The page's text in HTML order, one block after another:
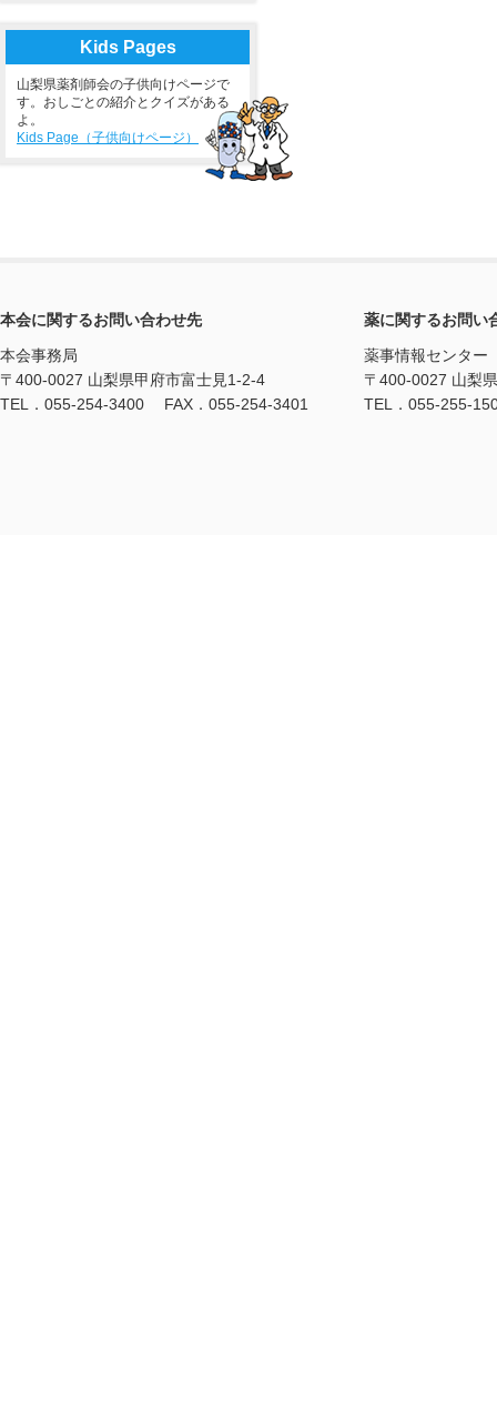
Kids Pages
山梨県薬剤師会の子供向けページで
す。おしごとの紹介とクイズがある
よ。
Kids Page（子供向けページ）
本会に関するお問い合わせ先
本会事務局
〒400-0027 山梨県甲府市富士見1-2-4
TEL．055-254-3400 FAX．055-254-3401
薬に関するお問い
薬事情報センター
〒400-0027 山梨
TEL．055-255-